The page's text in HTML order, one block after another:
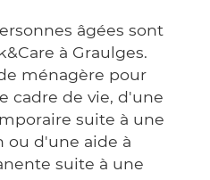
âgées sont
à Graulges.
ménagère pour
cadre de vie, d'une
suite à une
ou d'une aide à
suite à une